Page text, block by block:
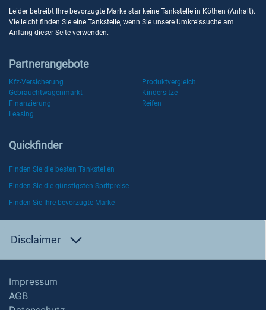
Leider betreibt Ihre bevorzugte Marke star keine Tankstelle in Köthen (Anhalt).
Vielleicht finden Sie eine Tankstelle, wenn Sie unsere Umkreissuche am
Anfang dieser Seite verwenden.
Partnerangebote
Kfz-Versicherung
Produktvergleich
Gebrauchtwagenmarkt
Kindersitze
Finanzierung
Reifen
Leasing
Quickfinder
Finden Sie die besten Tankstellen
Finden Sie die günstigsten Spritpreise
Finden Sie Ihre bevorzugte Marke
Disclaimer
Impressum
AGB